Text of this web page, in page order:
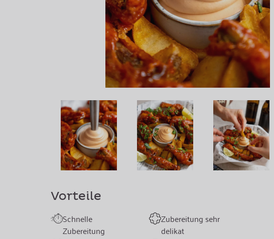
Vorteile
Schnelle
Zubereitung
Zubereitung sehr
delikat